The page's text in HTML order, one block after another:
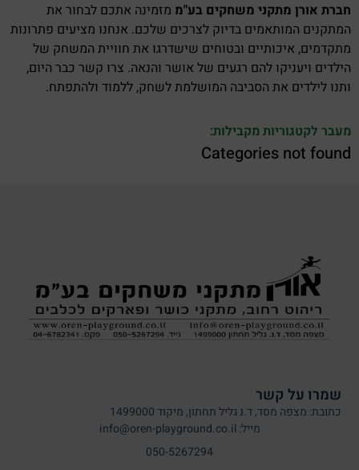
חברת אורן מתקני משחקים בע"מ מזמינה אתכם לבחור את
המתקנים המותאמים בדיוק לצרכים שלכם. אנחנו מציעים פתרונות
מתקדמים, איכותיים ובטוחים שישדרגו את חוויית המשחק של
הילדים ויעניקו להם רגעים של אושר והנאה. צרו קשר כבר היום,
ותנו לילדים את הסביבה המושלמת לשחק, ללמוד ולהתפתח.
מעבר לקטגוריות מקבילות:
Categories not found
שמרו על קשר
כתובת: מצפה מסד, ד.נ גליל תחתון, מיקוד 1499000
מייל: info@oren-playground.co.il
050-5267294